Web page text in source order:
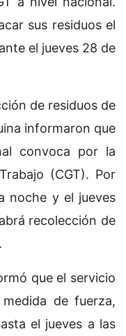
sus residuos el
el jueves 28 de
de residuos de
informaron que
convoca por la
(CGT). Por
noche y el jueves
recolección de
que el servicio
de fuerza,
el jueves a las